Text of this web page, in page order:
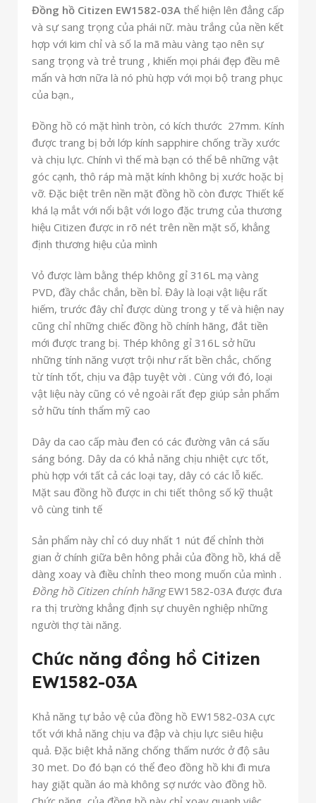
Đồng hồ Citizen EW1582-03A thể hiện lên đẳng cấp
và sự sang trọng của phái nữ. màu trắng của nền kết
hợp với kim chỉ và số la mã màu vàng tạo nên sự
sang trọng và trẻ trung , khiến mọi phái đẹp đều mê
mẩn và hơn nữa là nó phù hợp với mọi bộ trang phục
của bạn.,
Đồng hồ có mặt hình tròn, có kích thước 27mm. Kính
được trang bị bởi lớp kính sapphire chống trầy xước
và chịu lực. Chính vì thế mà bạn có thể bê những vật
góc cạnh, thô ráp mà mặt kính không bị xước hoặc bị
vỡ. Đặc biệt trên nền mặt đồng hồ còn được Thiết kế
khá lạ mắt với nổi bật với logo đặc trưng của thương
hiệu Citizen được in rõ nét trên nền mặt số, khẳng
định thương hiệu của mình
Vỏ được làm bằng thép không gỉ 316L mạ vàng
PVD, đầy chắc chắn, bền bỉ. Đây là loại vật liệu rất
hiếm, trước đây chỉ được dùng trong y tế và hiện nay
cũng chỉ những chiếc đồng hồ chính hãng, đắt tiền
mới được trang bị. Thép không gỉ 316L sở hữu
những tính năng vượt trội như rất bền chắc, chống
từ tính tốt, chịu va đập tuyệt vời . Cùng với đó, loại
vật liệu này cũng có vẻ ngoài rất đẹp giúp sản phẩm
sở hữu tính thẩm mỹ cao
Dây da cao cấp màu đen có các đường vân cá sấu
sáng bóng. Dây da có khả năng chịu nhiệt cực tốt,
phù hợp với tất cả các loại tay, dây có các lỗ kiếc.
Mặt sau đồng hồ được in chi tiết thông số kỹ thuật
vô cùng tinh tế
Sản phẩm này chỉ có duy nhất 1 nút để chỉnh thời
gian ở chính giữa bên hông phải của đồng hồ, khá dễ
dàng xoay và điều chỉnh theo mong muốn của mình .
Đồng hồ Citizen chính hãngEW1582-03A được đưa
ra thị trường khẳng định sự chuyên nghiệp những
người thợ tài năng.
Chức năng đồng hồ Citizen
EW1582-03A
Khả năng tự bảo vệ của đồng hồ EW1582-03A cực
tốt với khả năng chịu va đập và chịu lực siêu hiệu
quả. Đặc biệt khả năng chống thấm nước ở độ sâu
30 met. Do đó bạn có thể đeo đồng hồ khi đi mưa
hay giặt quần áo mà không sợ nước vào đồng hồ.